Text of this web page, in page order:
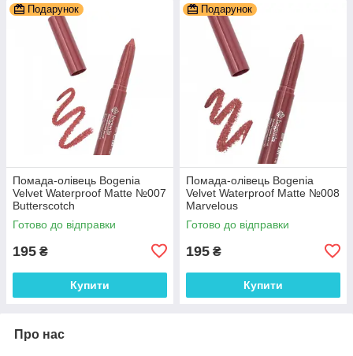
Подарунок
Помада-олівець Bogenia
Velvet Waterproof Matte №007
Butterscotch
Готово до відправки
195 ₴
Купити
Подарунок
Помада-олівець Bogenia
Velvet Waterproof Matte №008
Marvelous
Готово до відправки
195 ₴
Купити
Про нас